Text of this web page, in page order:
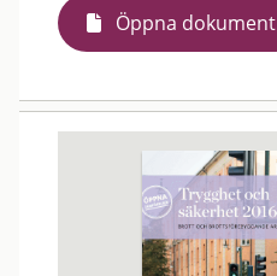
Öppna dokument